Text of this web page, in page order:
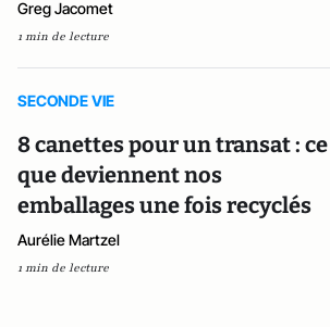
Greg Jacomet
1 min de lecture
SECONDE VIE
8 canettes pour un transat : ce
que deviennent nos
emballages une fois recyclés
Aurélie Martzel
1 min de lecture